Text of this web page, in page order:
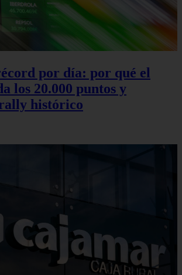
por día: por qué el
los 20.000 puntos y
histórico